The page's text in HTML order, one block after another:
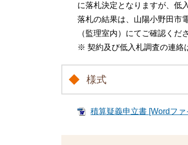
に落札決定となりますが、低
落札の結果は、山陽小野田市
（監理室内）にてご確認くだ
※ 契約及び低入札調査の連絡
様式
積算疑義申立書 [Wordファ